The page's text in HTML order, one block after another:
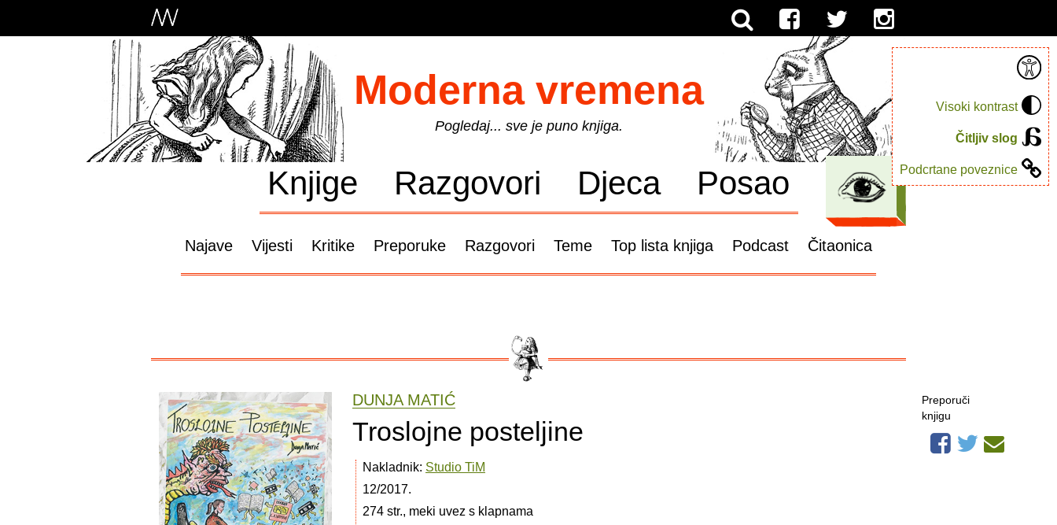
Visoki kontrast
Čitljiv slog
Podcrtane poveznice
Moderna vremena
Pogledaj... sve je puno knjiga.
Knjige Razgovori Djeca Posao
Najave Vijesti Kritike Preporuke Razgovori Teme Top lista knjiga Podcast Čitaonica
DUNJA MATIĆ
Troslojne posteljine
Nakladnik: Studio TiM
12/2017.
274 str., meki uvez s klapnama
Preporuči
knjigu